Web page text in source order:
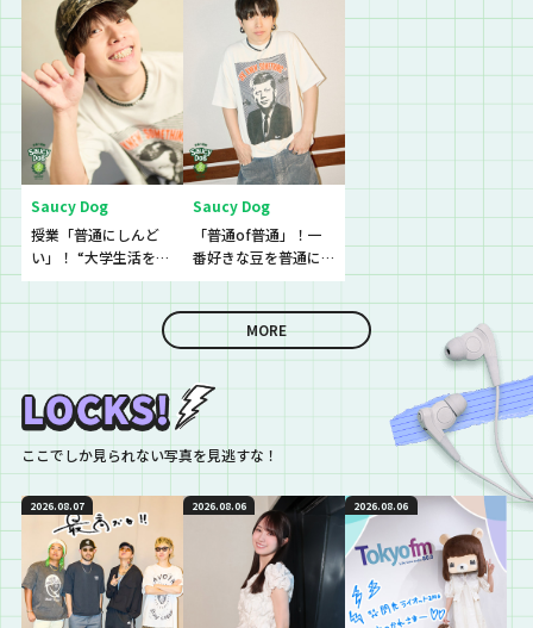
Saucy Dog
授業「普通にしんど
い」！ “大学生活を頑
張れなくてしんどい
という”という生徒に
Saucy Dog
「普通of普通」！一
番好きな豆を普通に
教えて！
MORE
ここでしか見られない写真を見逃すな！
2026.08.07 2026.08.06 2026.08.06